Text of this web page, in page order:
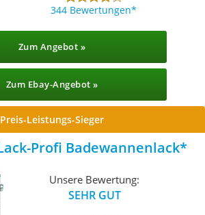
344 Bewertungen
Zum Angebot »
Zum Ebay-Angebot »
Preis-Leistungs-Sieger
Hamburger Lack-Profi Badewannenlack
Unsere Bewertung:
SEHR GUT